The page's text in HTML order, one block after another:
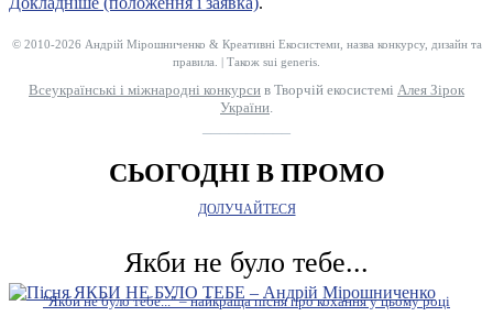
© 2010-2026 Андрій Мірошниченко & Креативні Екосистеми, назва конкурсу, дизайн та
правила. | Також sui generis.
Всеукраїнські і міжнародні конкурси в Творчій екосистемі Алея Зірок
України.
СЬОГОДНІ В ПРОМО
ДОЛУЧАЙТЕСЯ
Якби не було тебе...
"Якби не було тебе..." – найкраща пісня про кохання у цьому році